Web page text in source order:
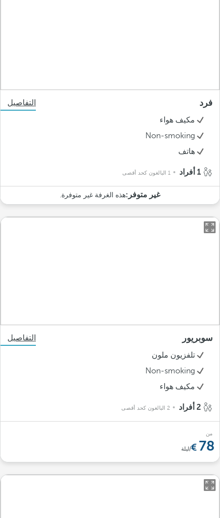
فرد
التفاصيل
مكيف هواء
Non-smoking
هاتف
1 البالغون كحد أقصى
غير متوفر:هذه الغرفة غير متوفرة.
سوبريور
التفاصيل
تلفزيون ملون
Non-smoking
مكيف هواء
2 البالغون كحد أقصى
من
78 /ليلة